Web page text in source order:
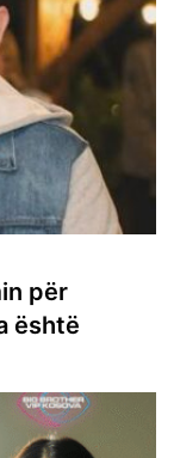
për
është